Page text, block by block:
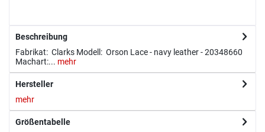
Beschreibung
Fabrikat: Clarks Modell: Orson Lace - navy leather - 20348660
Machart:... mehr
Hersteller
mehr
Größentabelle